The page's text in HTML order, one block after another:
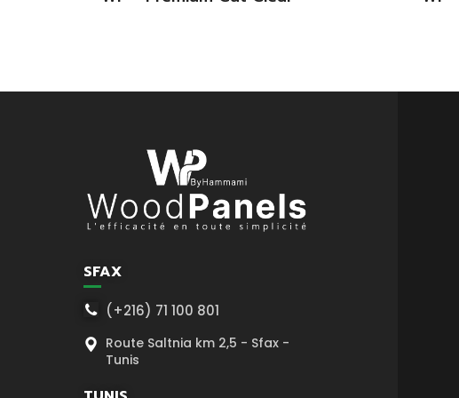
SFAX
(+216) 71 100 801
Route Saltnia km 2,5 - Sfax -
Tunis